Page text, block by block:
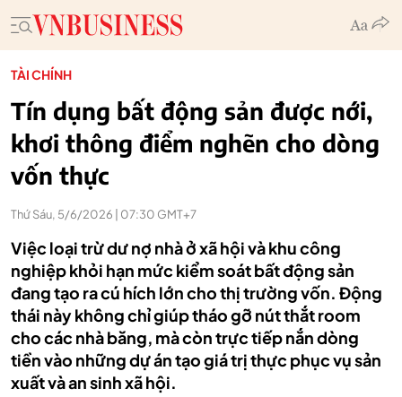
TÀI CHÍNH
Tín dụng bất động sản được nới,
khơi thông điểm nghẽn cho dòng
vốn thực
Thứ Sáu, 5/6/2026 | 07:30 GMT+7
Việc loại trừ dư nợ nhà ở xã hội và khu công
nghiệp khỏi hạn mức kiểm soát bất động sản
đang tạo ra cú hích lớn cho thị trường vốn. Động
thái này không chỉ giúp tháo gỡ nút thắt room
cho các nhà băng, mà còn trực tiếp nắn dòng
tiền vào những dự án tạo giá trị thực phục vụ sản
xuất và an sinh xã hội.